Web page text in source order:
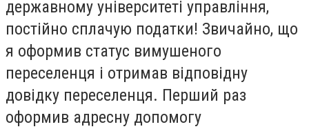
державному університеті управління,
постійно сплачую податки! Звичайно, що
я оформив статус вимушеного
переселенця і отримав відповідну
довідку переселенця. Перший раз
оформив адресну допомогу